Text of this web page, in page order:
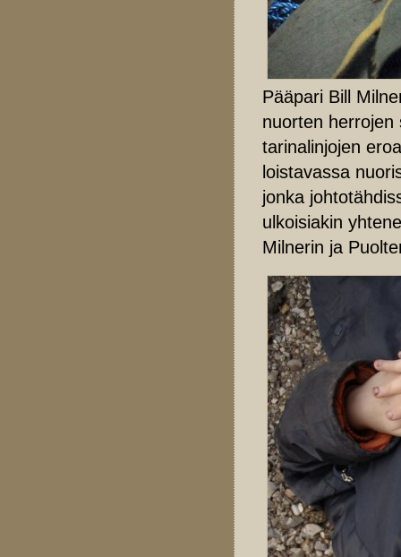
Pääpari Bill
nuorten herrojen
tarinalinjojen
loistavassa
jonka
ulkoisiakin
Milnerin ja